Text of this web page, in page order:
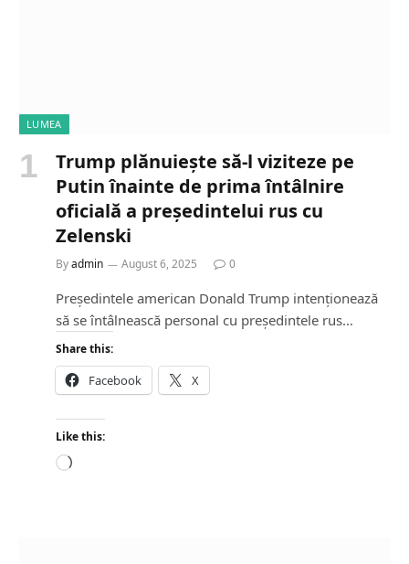
LUMEA
Trump plănuiește să-l viziteze pe
Putin înainte de prima întâlnire
oficială a președintelui rus cu
Zelenski
Byadmin August 6, 2025 0
Președintele american Donald Trump intenționează
să se întâlnească personal cu președintele rus…
Share this:
Facebook X
Like this:
L